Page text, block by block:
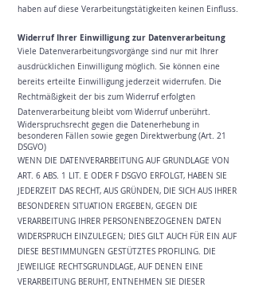
haben auf diese Verarbeitungstätigkeiten keinen Einfluss.
Widerruf Ihrer Einwilligung zur Datenverarbeitung
Viele Datenverarbeitungsvorgänge sind nur mit Ihrer
ausdrücklichen Einwilligung möglich. Sie können eine
bereits erteilte Einwilligung jederzeit widerrufen. Die
Rechtmäßigkeit der bis zum Widerruf erfolgten
Datenverarbeitung bleibt vom Widerruf unberührt.
Widerspruchsrecht gegen die Datenerhebung in
besonderen Fällen sowie gegen Direktwerbung (Art. 21
DSGVO)
WENN DIE DATENVERARBEITUNG AUF GRUNDLAGE VON
ART. 6 ABS. 1 LIT. E ODER F DSGVO ERFOLGT, HABEN SIE
JEDERZEIT DAS RECHT, AUS GRÜNDEN, DIE SICH AUS IHRER
BESONDEREN SITUATION ERGEBEN, GEGEN DIE
VERARBEITUNG IHRER PERSONENBEZOGENEN DATEN
WIDERSPRUCH EINZULEGEN; DIES GILT AUCH FÜR EIN AUF
DIESE BESTIMMUNGEN GESTÜTZTES PROFILING. DIE
JEWEILIGE RECHTSGRUNDLAGE, AUF DENEN EINE
VERARBEITUNG BERUHT, ENTNEHMEN SIE DIESER